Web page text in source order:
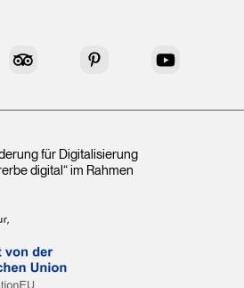
Tripadvisor Pinterest YouTube
für Digitalisierung
digital“ im Rahmen